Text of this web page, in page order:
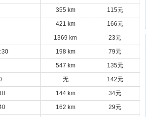
355 km
115元
421 km
166元
1369 km
23元
198 km
79元
547 km
135元
无
142元
144 km
34元
162 km
29元